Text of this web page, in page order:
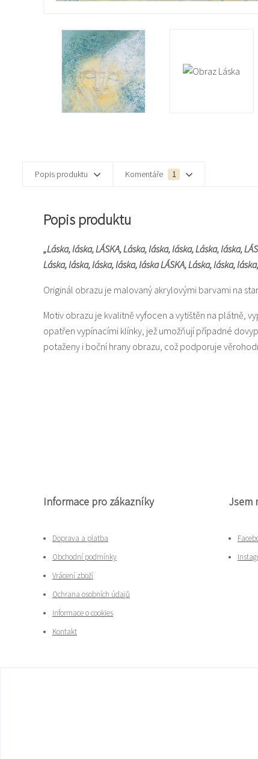
Popis produktu Komentáře 1
Popis produktu
„Láska, láska, LÁSKA, Láska, láska, láska, Láska, láska,
Láska, láska, láska, láska, láska LÁSKA, Láska, láska,
Originál obrazu je malovaný akrylovými barvami na
Motiv obrazu je kvalitně vyfocen a vytištěn na plátně,
opatřen vypínacími klínky, jež umožňují případné
potaženy i boční hrany obrazu, což podporuje
Informace pro zákazníky
Doprava a platba
Obchodní podmínky
Vrácení zboží
Ochrana osobních údajů
Informace o cookies
Kontakt
Jsem